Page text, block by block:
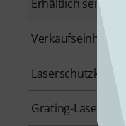
Erhältlich seit
Verkaufseinheit
Laserschutzklasse
Grating-Laser